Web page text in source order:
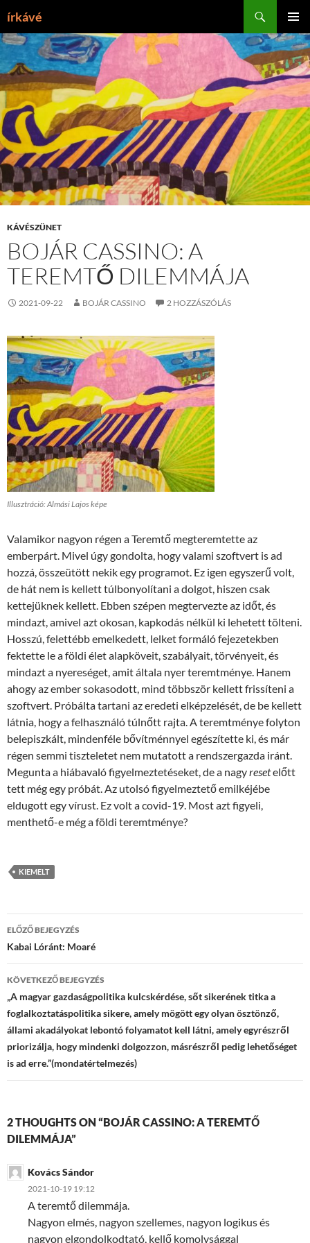
írkávé
MENÜ
KÁVÉSZÜNET
BOJÁR CASSINO: A
TEREMTŐ DILEMMÁJA
2021-09-22 BOJÁR CASSINO 2 HOZZÁSZÓLÁS
Illusztráció: Almási Lajos képe
Valamikor nagyon régen a Teremtő megteremtette az
emberpárt. Mivel úgy gondolta, hogy valami szoftvert is ad
hozzá, összeütött nekik egy programot. Ez igen egyszerű volt,
de hát nem is kellett túlbonyolítani a dolgot, hiszen csak
kettejüknek kellett. Ebben szépen megtervezte az időt, és
mindazt, amivel azt okosan, kapkodás nélkül ki lehetett tölteni.
Hosszú, felettébb emelkedett, lelket formáló fejezetekben
fektette le a földi élet alapköveit, szabályait, törvényeit, és
mindazt a nyereséget, amit általa nyer teremtménye. Hanem
ahogy az ember sokasodott, mind többször kellett frissíteni a
szoftvert. Próbálta tartani az eredeti elképzelését, de be kellett
látnia, hogy a felhasználó túlnőtt rajta. A teremtménye folyton
belepiszkált, mindenféle bővítménnyel egészítette ki, és már
régen semmi tiszteletet nem mutatott a rendszergazda iránt.
Megunta a hiábavaló figyelmeztetéseket, de a nagyresetelőtt
tett még egy próbát. Az utolsó figyelmeztető emilkéjébe
eldugott egy vírust. Ez volt a covid-19. Most azt figyeli,
menthető-e még a földi teremtménye?
KIEMELT
Bejegyzések
navigációja
ELŐZŐ BEJEGYZÉS
Kabai Lóránt: Moaré
KÖVETKEZŐ BEJEGYZÉS
„A magyar gazdaságpolitika kulcskérdése, sőt sikerének titka a
foglalkoztatáspolitika sikere, amely mögött egy olyan ösztönző,
állami akadályokat lebontó folyamatot kell látni, amely egyrészről
priorizálja, hogy mindenki dolgozzon, másrészről pedig lehetőséget
is ad erre.”(mondatértelmezés)
2 THOUGHTS ON “BOJÁR CASSINO: A TEREMTŐ
DILEMMÁJA”
Kovács Sándor
2021-10-19 19:12
A teremtő dilemmája.
Nagyon elmés, nagyon szellemes, nagyon logikus és
nagyon elgondolkodtató, kellő komolysággal